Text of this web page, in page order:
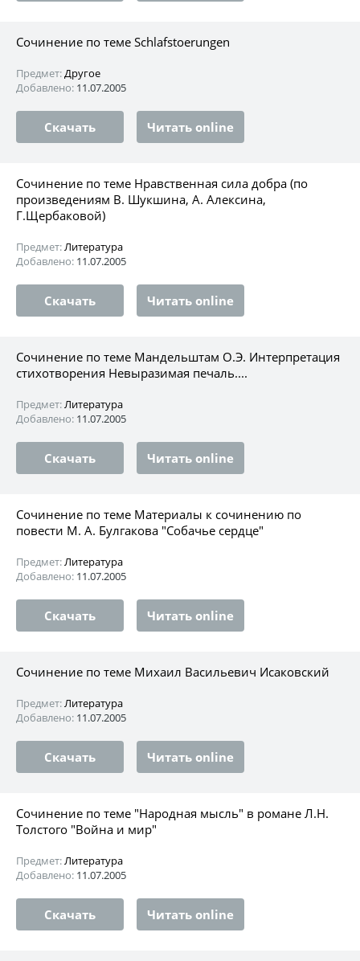
Сочинение по теме Schlafstoerungen
Предмет:Другое
Добавлено: 11.07.2005
Скачать Читать online
Сочинение по теме Нравственная сила добра (по
произведениям В. Шукшина, А. Алексина,
Г.Щербаковой)
Предмет:Литература
Добавлено: 11.07.2005
Скачать Читать online
Сочинение по теме Мандельштам О.Э. Интерпретация
стихотворения Невыразимая печаль....
Предмет:Литература
Добавлено: 11.07.2005
Скачать Читать online
Сочинение по теме Материалы к сочинению по
повести М. А. Булгакова "Собачье сердце"
Предмет:Литература
Добавлено: 11.07.2005
Скачать Читать online
Сочинение по теме Михаил Васильевич Исаковский
Предмет:Литература
Добавлено: 11.07.2005
Скачать Читать online
Сочинение по теме "Народная мысль" в романе Л.Н.
Толстого "Война и мир"
Предмет:Литература
Добавлено: 11.07.2005
Скачать Читать online